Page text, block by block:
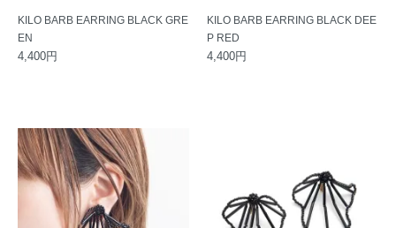
KILO BARB EARRING BLACK GRE
EN
4,400円
KILO BARB EARRING BLACK DEE
P RED
4,400円